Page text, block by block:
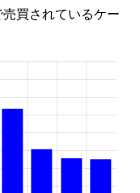
買されているケー